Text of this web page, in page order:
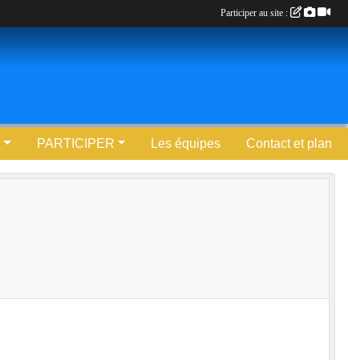
PARTICIPER Les équipes Contact et plan
Participer au site :